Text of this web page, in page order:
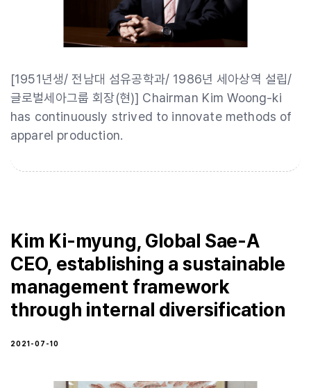
[1951년생/ 전남대 섬유공학과/ 1986년 세아상역 설립/
글로벌세아그룹 회장(현)] Chairman Kim Woong-ki
has continuously strived to innovate methods of
apparel production.
Kim Ki-myung, Global Sae-A
CEO, establishing a sustainable
management framework
through internal diversification
2021-07-10